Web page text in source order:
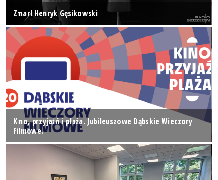
Zmarł Henryk Gęsikowski
Kino, przyjaźń i plaża. Jubileuszowe Dąbskie Wieczory
Filmowe.